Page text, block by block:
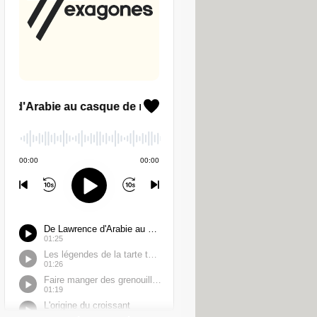
entreprises opérant dans
sanctionnés pour avoir filmé
sans disposer des autorisations
prévu par le
strictement nécessaires à la
comme disproportionné
la norme, sauf circonstances
Web dès lors que l'on
de billetterie en ligne ou de
valable de l'utilisateur
obligent par exemple à se